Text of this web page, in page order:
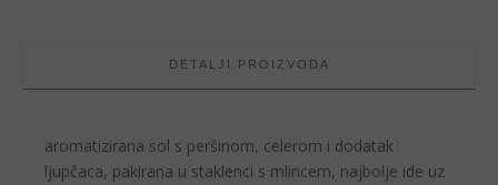
DETALJI PROIZVODA
aromatizirana sol s peršinom, celerom i dodatak
ljupčaca, pakirana u staklenci s mlincem, najbolje ide uz